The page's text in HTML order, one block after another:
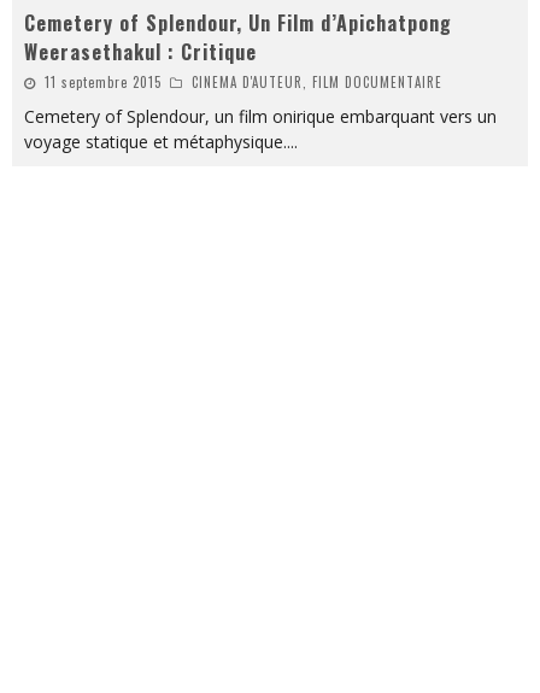
Cemetery of Splendour, Un Film d’Apichatpong
Weerasethakul : Critique
11 septembre 2015 CINEMA D'AUTEUR, FILM DOCUMENTAIRE
Cemetery of Splendour, un film onirique embarquant vers un
voyage statique et métaphysique....